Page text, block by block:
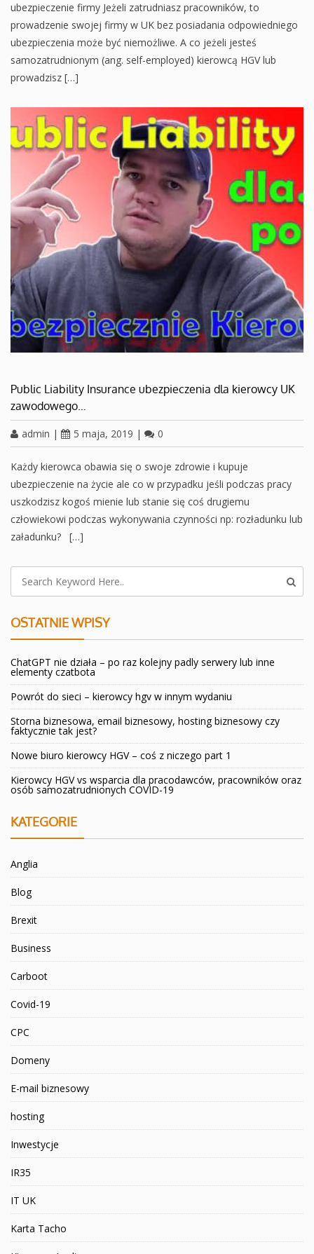
ubezpieczenie firmy Jeżeli zatrudniasz pracowników, to
prowadzenie swojej firmy w UK bez posiadania odpowiedniego
ubezpieczenia może być niemożliwe. A co jeżeli jesteś
samozatrudnionym (ang. self-employed) kierowcą HGV lub
prowadzisz […]
Public Liability Insurance ubezpieczenia dla kierowcy UK
zawodowego…
admin | 5 maja, 2019 | 0
Każdy kierowca obawia się o swoje zdrowie i kupuje
ubezpieczenie na życie ale co w przypadku jeśli podczas pracy
uszkodzisz kogoś mienie lub stanie się coś drugiemu
człowiekowi podczas wykonywania czynności np: rozładunku lub
załadunku? […]
OSTATNIE WPISY
ChatGPT nie działa – po raz kolejny padly serwery lub inne
elementy czatbota
Powrót do sieci – kierowcy hgv w innym wydaniu
Storna biznesowa, email biznesowy, hosting biznesowy czy
faktycznie tak jest?
Nowe biuro kierowcy HGV – coś z niczego part 1
Kierowcy HGV vs wsparcia dla pracodawców, pracowników oraz
osób samozatrudnionych COVID-19
KATEGORIE
Anglia
Blog
Brexit
Business
Carboot
Covid-19
CPC
Domeny
E-mail biznesowy
hosting
Inwestycje
IR35
IT UK
Karta Tacho